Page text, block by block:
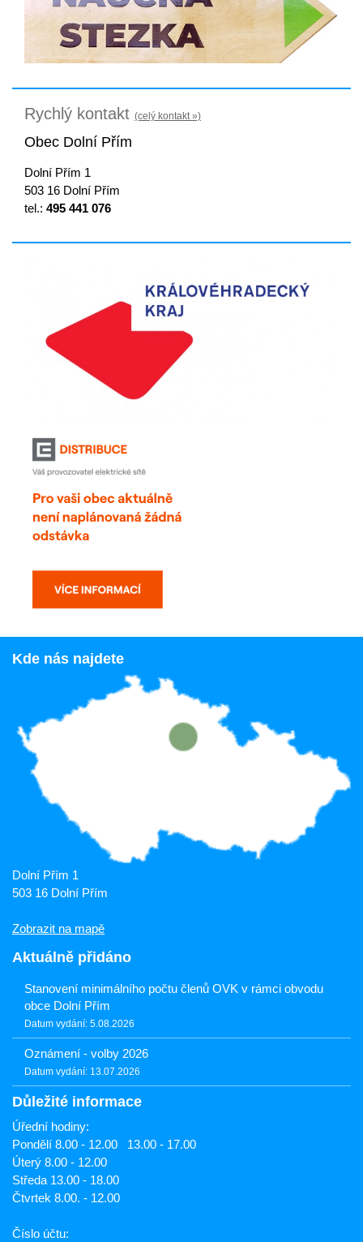
Rychlý kontakt (celý kontakt »)
Obec Dolní Přím
Dolní Přím 1
503 16 Dolní Přím
tel.: 495 441 076
Kde nás najdete
Dolní Přím 1
503 16 Dolní Přím
Zobrazit na mapě
Aktuálně přidáno
Stanovení minimálního počtu členů OVK v rámci obvodu
obce Dolní Přím
Datum vydání: 5.08.2026
Oznámení - volby 2026
Datum vydání: 13.07.2026
Důležité informace
Úřední hodiny:
Pondělí 8.00 - 12.00 13.00 - 17.00
Úterý 8.00 - 12.00
Středa 13.00 - 18.00
Čtvrtek 8.00. - 12.00
Číslo účtu: